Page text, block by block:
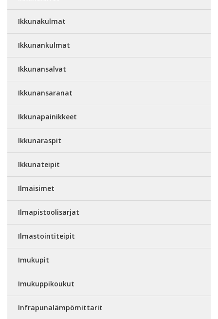
Ikkunakulmat
Ikkunankulmat
Ikkunansalvat
Ikkunansaranat
Ikkunapainikkeet
Ikkunaraspit
Ikkunateipit
Ilmaisimet
Ilmapistoolisarjat
Ilmastointiteipit
Imukupit
Imukuppikoukut
Infrapunalämpömittarit